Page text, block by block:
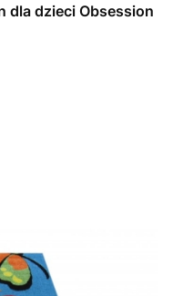
dla dzieci Obsession